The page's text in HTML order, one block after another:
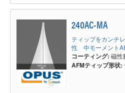
240AC-MA
ティップをカンチ
性 中モーメント
コーティング: 磁性
AFMティップ形状: